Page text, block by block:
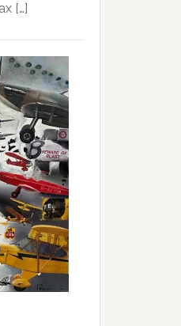
[…]